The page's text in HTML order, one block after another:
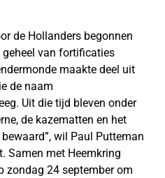
de Hollanders begonnen
van fortificaties
maakte deel uit
de naam
Uit die tijd bleven onder
de kazematten en het
wil Paul Putteman
Samen met Heemkring
zondag 24 september om